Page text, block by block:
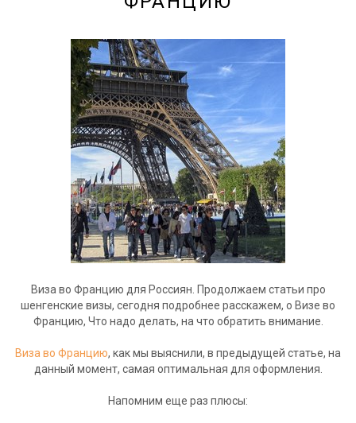
Виза во Францию для Россиян. Продолжаем статьи про
шенгенские визы, сегодня подробнее расскажем, о Визе во
Францию, Что надо делать, на что обратить внимание.
Виза во Францию, как мы выяснили, в предыдущей статье, на
данный момент, самая оптимальная для оформления.
Напомним еще раз плюсы: